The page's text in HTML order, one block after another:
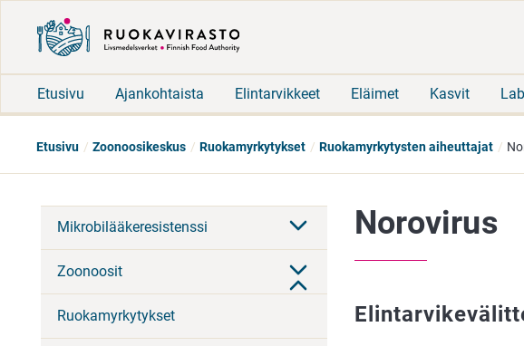
Etusivu Ajankohtaista Elintarvikkeet Eläimet Kasvit
Etusivu Zoonoosikeskus Ruokamyrkytykset Ruokamyrkytysten aiheuttajat
Mikrobilääkeresistenssi
Zoonoosit
Ruokamyrkytykset
Norovirus